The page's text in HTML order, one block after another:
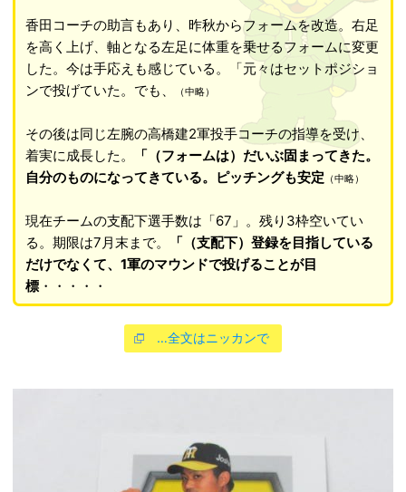
香田コーチの助言もあり、昨秋からフォームを改造。右足
を高く上げ、軸となる左足に体重を乗せるフォームに変更
した。今は手応えも感じている。「元々はセットポジショ
ンで投げていた。でも、
（中略）
その後は同じ左腕の高橋建2軍投手コーチの指導を受け、
着実に成長した。
「（フォームは）だいぶ固まってきた。
自分のものになってきている。ピッチングも安定 （中略）
現在チームの支配下選手数は「67」。残り3枠空いてい
る。期限は7月末まで。
「（支配下）登録を目指している
だけでなくて、1軍のマウンドで投げることが目
標・・・・・
…全文はニッカンで